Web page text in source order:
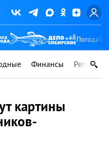
Погода
Финансы Регионы
картины